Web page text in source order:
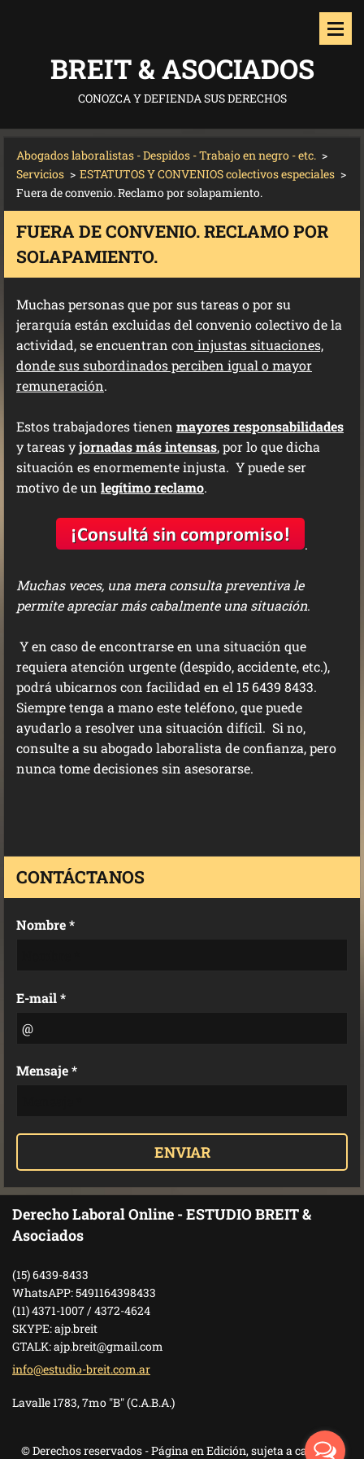
BREIT & ASOCIADOS
CONOZCA Y DEFIENDA SUS DERECHOS
Abogados laboralistas - Despidos - Trabajo en negro - etc. >
Servicios > ESTATUTOS Y CONVENIOS colectivos especiales >
Fuera de convenio. Reclamo por solapamiento.
FUERA DE CONVENIO. RECLAMO POR
SOLAPAMIENTO.
Muchas personas que por sus tareas o por su
jerarquía están excluidas del convenio colectivo de la
actividad, se encuentran con injustas situaciones,
donde sus subordinados perciben igual o mayor
remuneración.
Estos trabajadores tienen mayores responsabilidades
y tareas yjornadas más intensas, por lo que dicha
situación es enormemente injusta. Y puede ser
motivo de un legítimo reclamo.
.
Muchas veces, una mera consulta preventiva le
permite apreciar más cabalmente una situación.
Y en caso de encontrarse en una situación que
requiera atención urgente (despido, accidente, etc.),
podrá ubicarnos con facilidad en el 15 6439 8433.
Siempre tenga a mano este teléfono, que puede
ayudarlo a resolver una situación difícil. Si no,
consulte a su abogado laboralista de confianza, pero
nunca tome decisiones sin asesorarse.
CONTÁCTANOS
Nombre *
E-mail *
Mensaje *
Derecho Laboral Online - ESTUDIO BREIT &
Asociados
(15) 6439-8433
WhatsAPP: 5491164398433
(11) 4371-1007 / 4372-4624
SKYPE: ajp.breit
GTALK: ajp.breit@gmail.com
info@estudio-breit.com.ar
Lavalle 1783, 7mo "B" (C.A.B.A.)
© Derechos reservados - Página en Edición, sujeta a cambios.